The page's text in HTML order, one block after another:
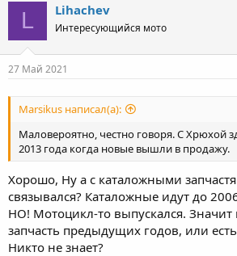
L Lihachev
Интересующийся мото
27 Май 2021
Marsikus написал(а):
Маловероятно, честно говоря. C Хрюхой
2013 года когда новые вышли в продажу.
Хорошо, Ну а с каталожными
связывался? Каталожные идут до
НО! Мотоцикл-то выпускался. Значит
запчасть предыдущих годов, или
Никто не знает?